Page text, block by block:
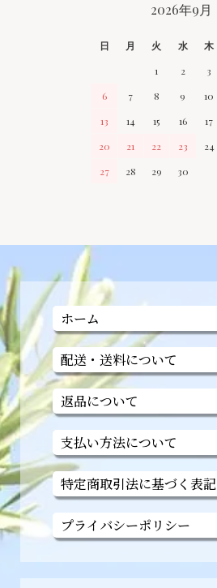
2026年9月
日 月 火 水 木
1
2 3
6
7 8 9 10
13
14 15 16 17
20
21 22 23 24
27
28 29 30
ホーム
配送・送料について
返品について
支払い方法について
特定商取引法に基づく表記
プライバシーポリシー